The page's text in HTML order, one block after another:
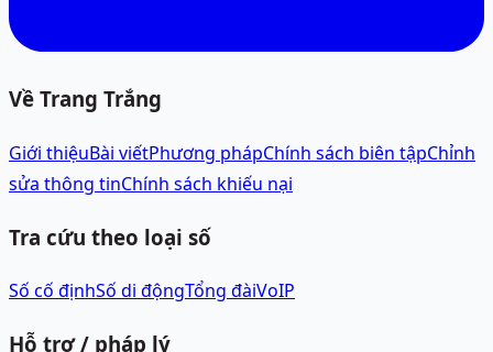
Về Trang Trắng
Giới thiệuBài viếtPhương phápChính sách biên tậpChỉnh
sửa thông tinChính sách khiếu nại
Tra cứu theo loại số
Số cố địnhSố di độngTổng đàiVoIP
Hỗ trợ / pháp lý